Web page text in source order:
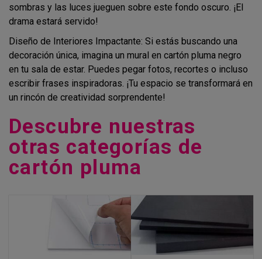
sombras y las luces jueguen sobre este fondo oscuro. ¡El
drama estará servido!
Diseño de Interiores Impactante: Si estás buscando una
decoración única, imagina un mural en cartón pluma negro
en tu sala de estar. Puedes pegar fotos, recortes o incluso
escribir frases inspiradoras. ¡Tu espacio se transformará en
un rincón de creatividad sorprendente!
Descubre nuestras
otras categorías de
cartón pluma